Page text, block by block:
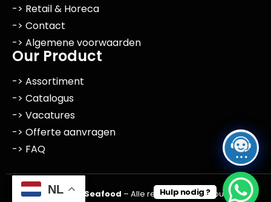
NL
-> Retail & Horeca
-> Contact
-> Algemene voorwaarden
Our Product
-> Assortiment
-> Catalogus
-> Vacatures
-> Offerte aanvragen
-> FAQ
© 2026 Mar Seafood – Alle rechten voorbehouden.
Hulp nodig ?